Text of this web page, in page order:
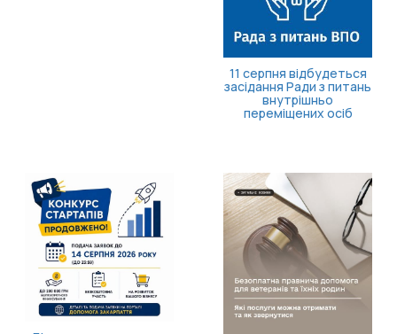
11 серпня відбудеться
засідання Ради з питань
внутрішньо
переміщених осіб